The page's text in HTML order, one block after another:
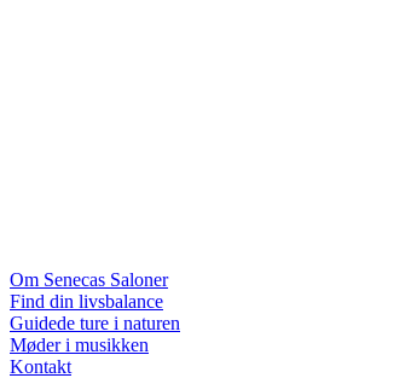
Om Senecas Saloner
Find din livsbalance
Guidede ture i naturen
Møder i musikken
Kontakt